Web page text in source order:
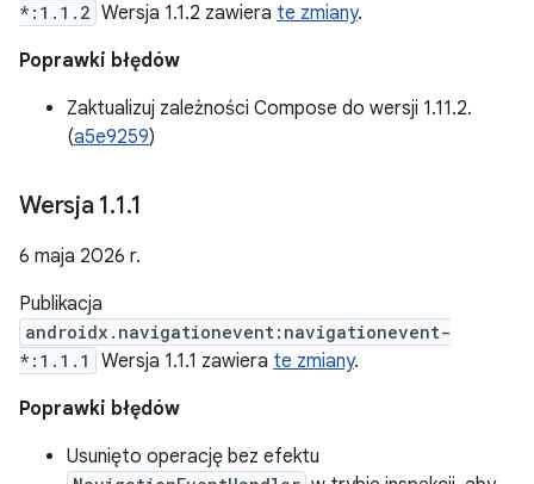
*:1.1.2 Wersja 1.1.2 zawiera te zmiany.
Poprawki błędów
Zaktualizuj zależności Compose do wersji 1.11.2.
(a5e9259)
Wersja 1.1.1
6 maja 2026 r.
Publikacja
androidx.navigationevent:navigationevent-
*:1.1.1
Wersja 1.1.1 zawiera te zmiany.
Poprawki błędów
Usunięto operację bez efektu